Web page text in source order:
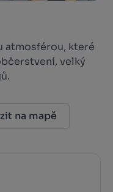
atmosférou, které
velký
na mapě